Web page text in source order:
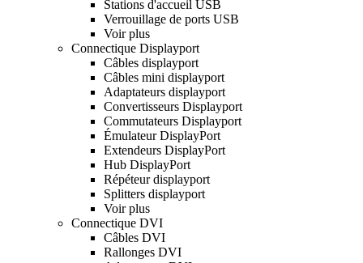
Stations d'accueil USB
Verrouillage de ports USB
Voir plus
Connectique Displayport
Câbles displayport
Câbles mini displayport
Adaptateurs displayport
Convertisseurs Displayport
Commutateurs Displayport
Émulateur DisplayPort
Extendeurs DisplayPort
Hub DisplayPort
Répéteur displayport
Splitters displayport
Voir plus
Connectique DVI
Câbles DVI
Rallonges DVI